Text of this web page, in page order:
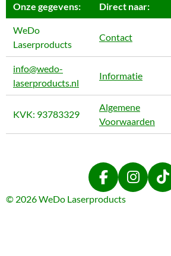
Onze gegevens: Direct naar:
WeDo
Laserproducts
Contact
info@wedo-
laserproducts.nl
Informatie
KVK: 93783329
Algemene
Voorwaarden
F
a
I
T
© 2026 WeDo Laserproducts